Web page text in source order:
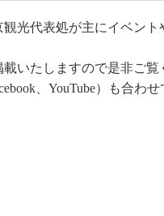
光代表処が主にイベン
いたしますので是非ご覧
、YouTube）も合わ